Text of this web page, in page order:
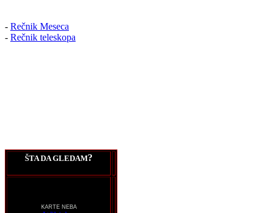
- Rečnik Meseca
- Rečnik teleskopa
ŠTA DA GLEDAM?
KARTE NEBA